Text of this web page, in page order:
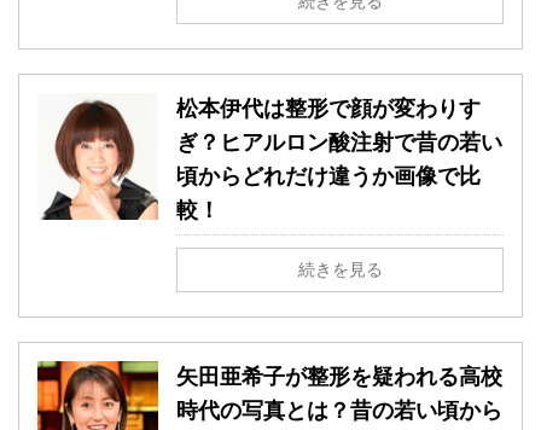
松本伊代は整形で顔が変わりす
ぎ？ヒアルロン酸注射で昔の若い
頃からどれだけ違うか画像で比
較！
続きを見る
矢田亜希子が整形を疑われる高校
時代の写真とは？昔の若い頃から